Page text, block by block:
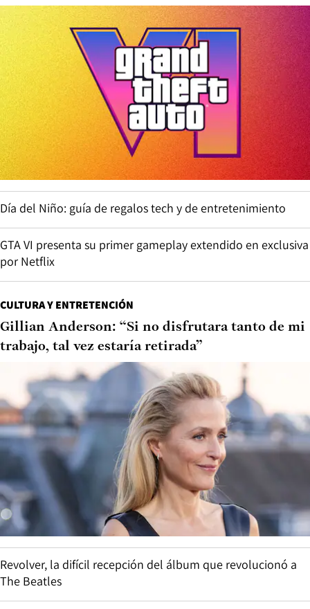
Día del Niño: guía de regalos tech y de entretenimiento
GTA VI presenta su primer gameplay extendido en exclusiva
por Netflix
CULTURA Y ENTRETENCIÓN
Gillian Anderson: “Si no disfrutara tanto de mi
trabajo, tal vez estaría retirada”
Revolver, la difícil recepción del álbum que revolucionó a
The Beatles